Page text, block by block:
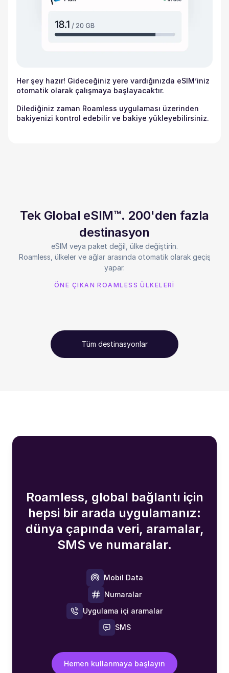
Her şey hazır! Gideceğiniz yere vardığınızda eSIM’iniz
otomatik olarak çalışmaya başlayacaktır.
Dilediğiniz zaman Roamless uygulaması üzerinden
bakiyenizi kontrol edebilir ve bakiye yükleyebilirsiniz.
Tek Global eSIM™. 200'den fazla
destinasyon
eSIM veya paket değil, ülke değiştirin.
Roamless, ülkeler ve ağlar arasında otomatik olarak geçiş
yapar.
ÖNE ÇIKAN ROAMLESS ÜLKELERİ
Tüm destinasyonlar
Roamless, global bağlantı için
hepsi bir arada uygulamanız:
dünya çapında veri, aramalar,
SMS ve numaralar.
Mobil Data
Numaralar
Uygulama içi aramalar
SMS
Hemen kullanmaya başlayın